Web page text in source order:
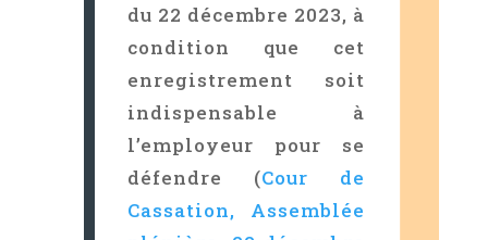
du 22 décembre 2023, à
condition que cet
enregistrement soit
indispensable à
l’employeur pour se
défendre (Cour de
Cassation, Assemblée